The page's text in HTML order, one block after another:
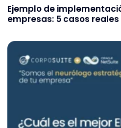
Ejemplo de
empresas: 5 casos reales